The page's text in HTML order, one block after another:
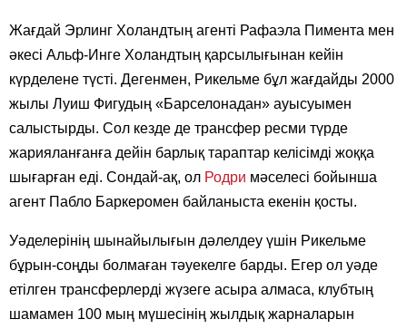
Жағдай Эрлинг Холандтың агенті Рафаэла Пимента мен
әкесі Альф-Инге Холандтың қарсылығынан кейін
күрделене түсті. Дегенмен, Рикельме бұл жағдайды 2000
жылы Луиш Фигудың «Барселонадан» ауысуымен
салыстырды. Сол кезде де трансфер ресми түрде
жарияланғанға дейін барлық тараптар келісімді жоққа
шығарған еді. Сондай-ақ, ол Родри мәселесі бойынша
агент Пабло Баркеромен байланыста екенін қосты.
Уәделерінің шынайылығын дәлелдеу үшін Рикельме
бұрын-соңды болмаған тәуекелге барды. Егер ол уәде
етілген трансферлерді жүзеге асыра алмаса, клубтың
шамамен 100 мың мүшесінің жылдық жарналарын